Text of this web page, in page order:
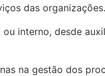
das organizações.
interno, desde
na gestão dos